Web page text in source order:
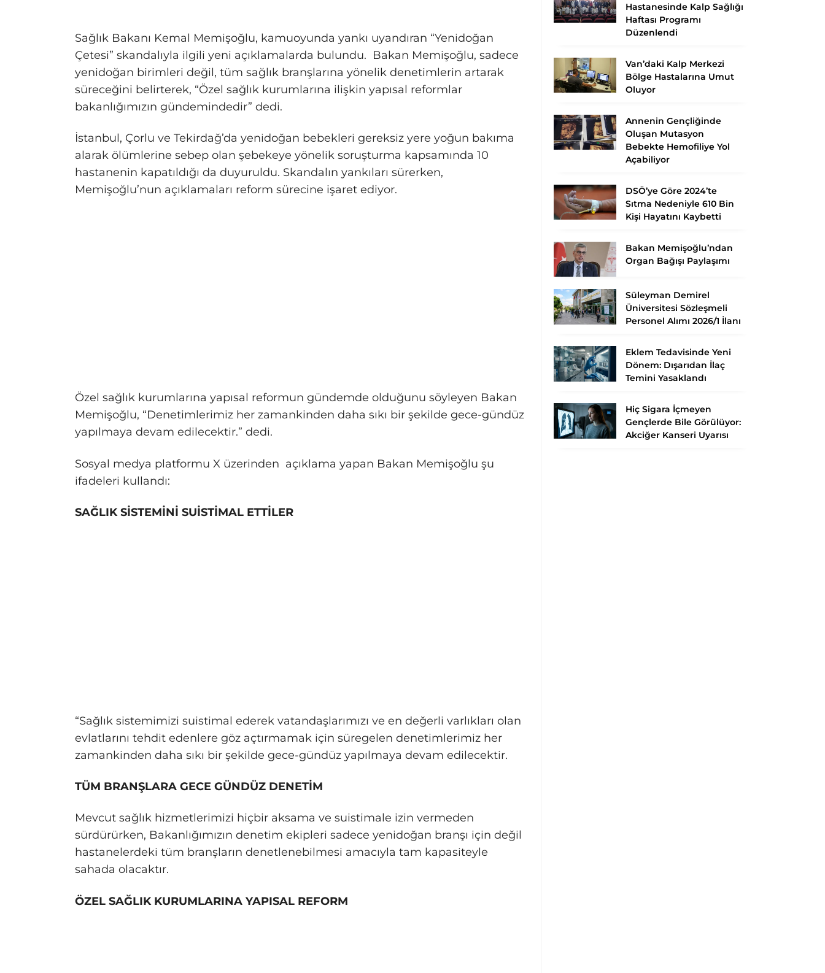
Sağlık Bakanı Kemal Memişoğlu, kamuoyunda yankı uyandıran “Yenidoğan
Çetesi” skandalıyla ilgili yeni açıklamalarda bulundu. Bakan Memişoğlu, sadece
yenidoğan birimleri değil, tüm sağlık branşlarına yönelik denetimlerin artarak
süreceğini belirterek, “Özel sağlık kurumlarına ilişkin yapısal reformlar
bakanlığımızın gündemindedir” dedi.
İstanbul, Çorlu ve Tekirdağ’da yenidoğan bebekleri gereksiz yere yoğun bakıma
alarak ölümlerine sebep olan şebekeye yönelik soruşturma kapsamında 10
hastanenin kapatıldığı da duyuruldu. Skandalın yankıları sürerken,
Memişoğlu’nun açıklamaları reform sürecine işaret ediyor.
Özel sağlık kurumlarına yapısal reformun gündemde olduğunu söyleyen Bakan
Memişoğlu, “Denetimlerimiz her zamankinden daha sıkı bir şekilde gece-gündüz
yapılmaya devam edilecektir.” dedi.
Sosyal medya platformu X üzerinden açıklama yapan Bakan Memişoğlu şu
ifadeleri kullandı:
SAĞLIK SİSTEMİNİ SUİSTİMAL ETTİLER
“Sağlık sistemimizi suistimal ederek vatandaşlarımızı ve en değerli varlıkları olan
evlatlarını tehdit edenlere göz açtırmamak için süregelen denetimlerimiz her
zamankinden daha sıkı bir şekilde gece-gündüz yapılmaya devam edilecektir.
TÜM BRANŞLARA GECE GÜNDÜZ DENETİM
Mevcut sağlık hizmetlerimizi hiçbir aksama ve suistimale izin vermeden
sürdürürken, Bakanlığımızın denetim ekipleri sadece yenidoğan branşı için değil
hastanelerdeki tüm branşların denetlenebilmesi amacıyla tam kapasiteyle
sahada olacaktır.
ÖZEL SAĞLIK KURUMLARINA YAPISAL REFORM
Hastanesinde Kalp Sağlığı
Haftası Programı
Düzenlendi
Van’daki Kalp Merkezi
Bölge Hastalarına Umut
Oluyor
Annenin Gençliğinde
Oluşan Mutasyon
Bebekte Hemofiliye Yol
Açabiliyor
DSÖ’ye Göre 2024’te
Sıtma Nedeniyle 610 Bin
Kişi Hayatını Kaybetti
Bakan Memişoğlu’ndan
Organ Bağışı Paylaşımı
Süleyman Demirel
Üniversitesi Sözleşmeli
Personel Alımı 2026/1 İlanı
Eklem Tedavisinde Yeni
Dönem: Dışarıdan İlaç
Temini Yasaklandı
Hiç Sigara İçmeyen
Gençlerde Bile Görülüyor:
Akciğer Kanseri Uyarısı